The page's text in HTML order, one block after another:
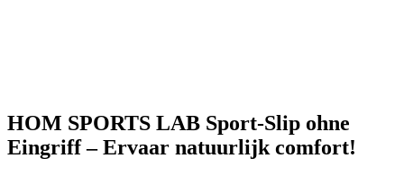
HOM SPORTS LAB Sport-Slip ohne
Eingriff – Ervaar natuurlijk comfort!